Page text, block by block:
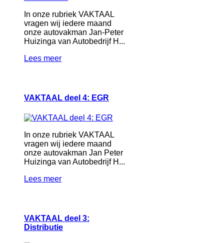
In onze rubriek VAKTAAL
vragen wij iedere maand
onze autovakman Jan-Peter
Huizinga van Autobedrijf H...
Lees meer
VAKTAAL deel 4: EGR
In onze rubriek VAKTAAL
vragen wij iedere maand
onze autovakman Jan Peter
Huizinga van Autobedrijf H...
Lees meer
VAKTAAL deel 3:
Distributie